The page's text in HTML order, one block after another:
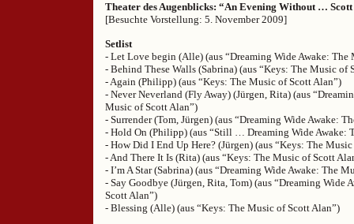
Theater des Augenblicks: “An Evening Without …
[Besuchte Vorstellung: 5. November 2009]
Setlist
- Let Love begin (Alle) (aus “Dreaming Wide Awake: The
- Behind These Walls (Sabrina) (aus “Keys: The Music of
- Again (Philipp) (aus “Keys: The Music of Scott Alan”)
- Never Neverland (Fly Away) (Jürgen, Rita) (aus
Music of Scott Alan”)
- Surrender (Tom, Jürgen) (aus “Dreaming Wide Awake:
- Hold On (Philipp) (aus “Still … Dreaming Wide Awake:
- How Did I End Up Here? (Jürgen) (aus “Keys: The
- And There It Is (Rita) (aus “Keys: The Music of Scott
- I’m A Star (Sabrina) (aus “Dreaming Wide Awake: The
- Say Goodbye (Jürgen, Rita, Tom) (aus “Dreaming Wide
Scott Alan”)
- Blessing (Alle) (aus “Keys: The Music of Scott Alan”)